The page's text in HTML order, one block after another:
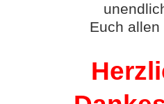
Euch allen